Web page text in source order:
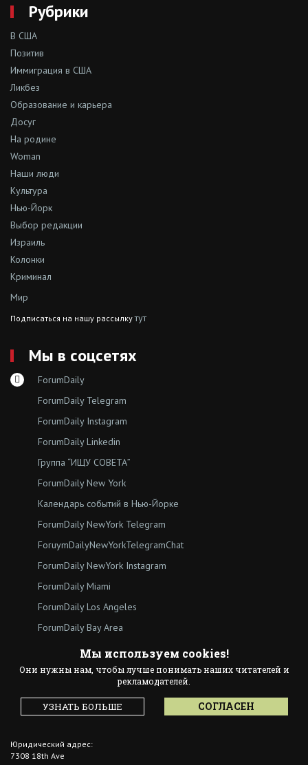
Рубрики
В США
Позитив
Иммиграция в США
Ликбез
Образование и карьера
Досуг
На родине
Woman
Наши люди
Культура
Нью-Йорк
Выбор редакции
Израиль
Колонки
Криминал
Мир
Подписаться на нашу рассылкутут
Мы в соцсетях
ForumDaily
ForumDaily Telegram
ForumDaily Instagram
ForumDaily Linkedin
Группа “ИЩУ СОВЕТА”
ForumDaily New York
Календарь событий в Нью-Йорке
ForumDaily NewYork Telegram
ForuymDailyNewYorkTelegramChat
ForumDaily NewYork Instagram
ForumDaily Miami
ForumDaily Los Angeles
ForumDaily Bay Area
ForumDaily
Перепечатка материалов допускается только с указанием активной
ссылки на страницу источника.
Юридический адрес:
7308 18th Ave
Мы используем cookies!
Они нужны нам, чтобы лучше понимать наших читателей и
рекламодателей.
УЗНАТЬ БОЛЬШЕ СОГЛАСЕН